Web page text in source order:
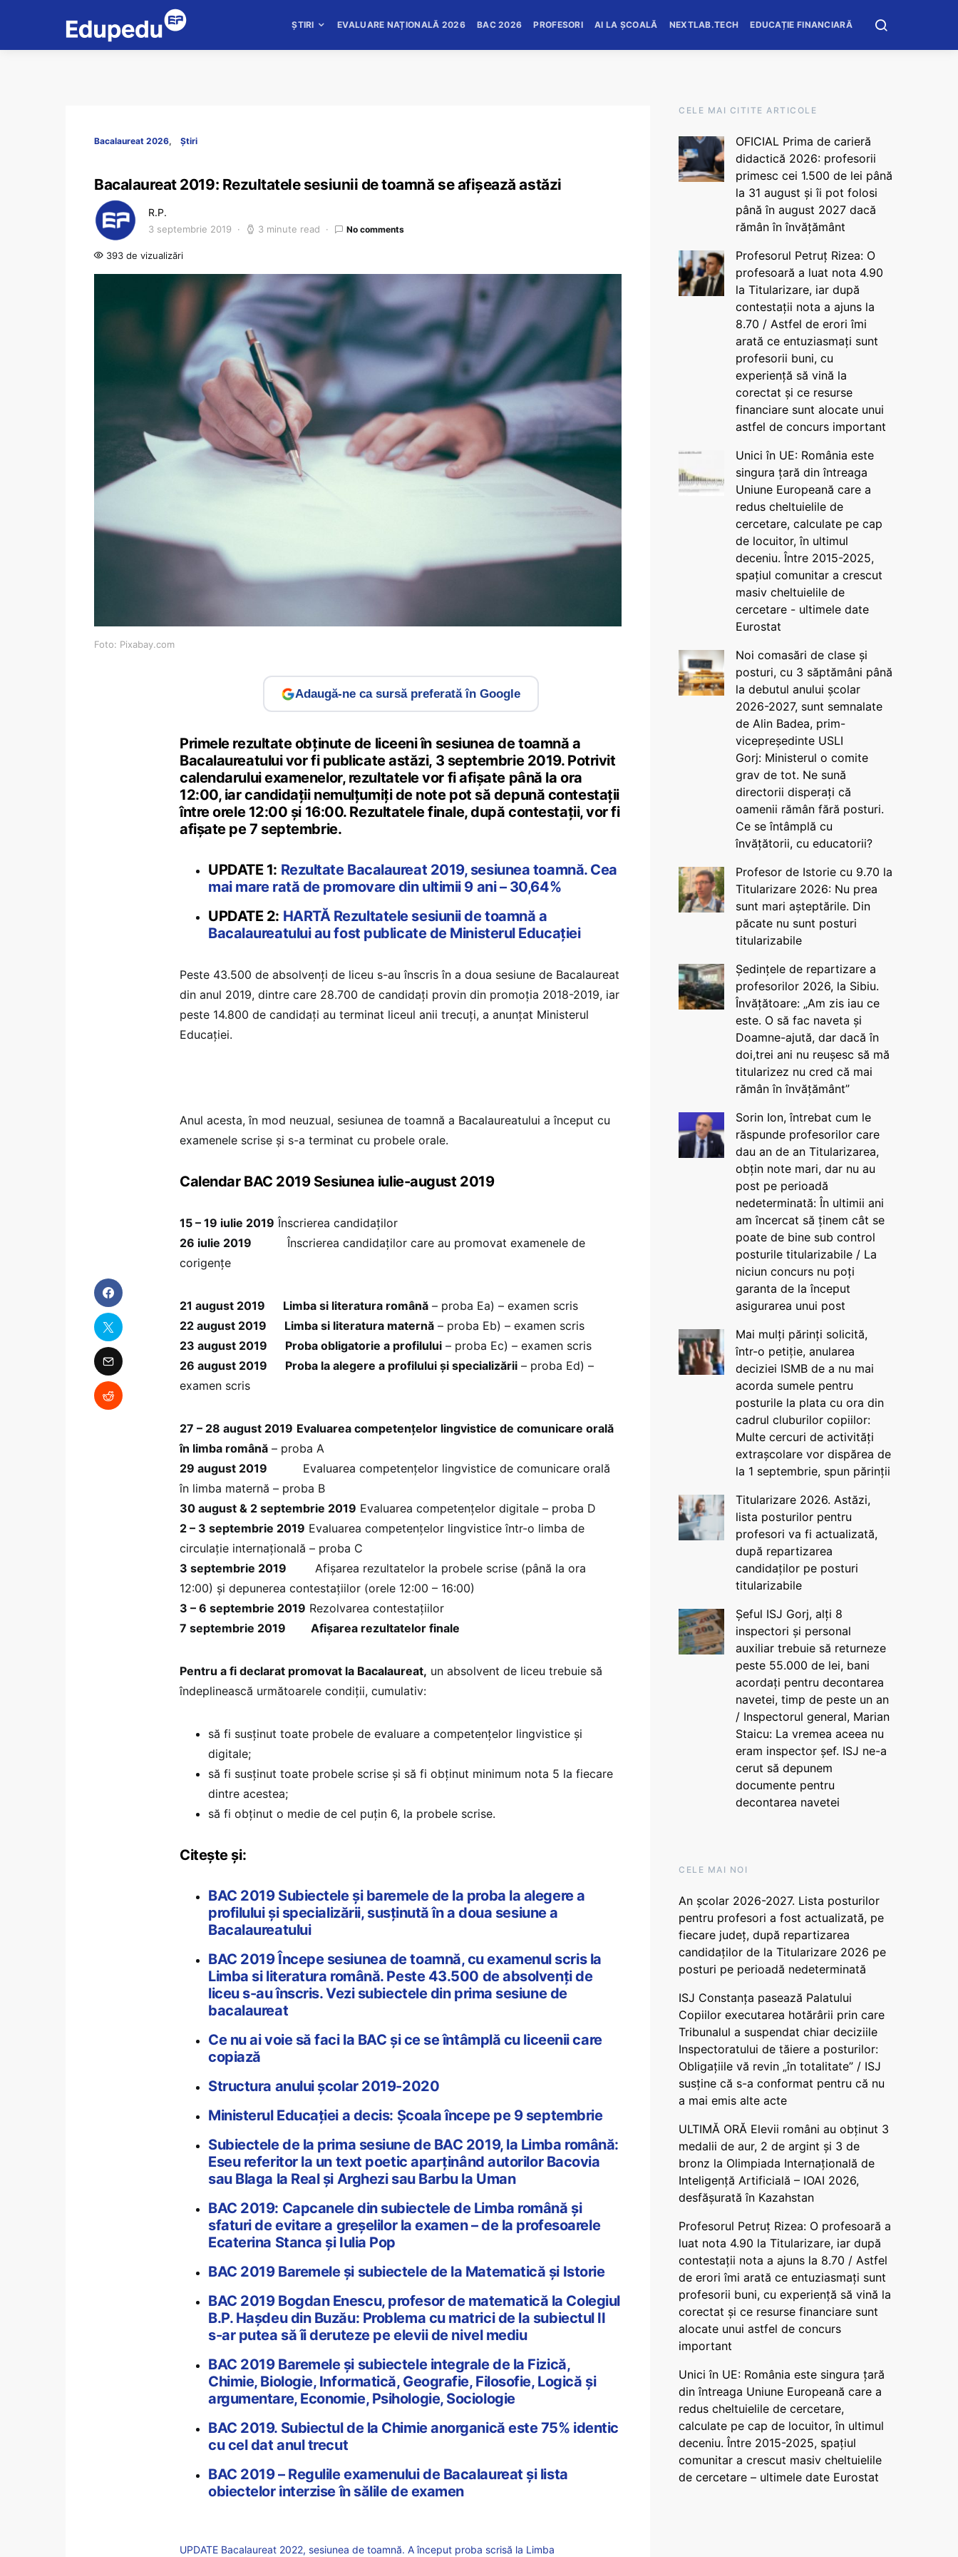
ȘTIRI EVALUARE NAȚIONALĂ 2026 BAC 2026 PROFESORI AI LA ȘCOALĂ NEXTLAB.TECH EDUCAȚIE FINANCIARĂ
Bacalaureat 2026 Știri
Bacalaureat 2019: Rezultatele sesiunii de toamnă se afișează astăzi
R.P.
3 septembrie 2019 3 minute read No comments
393 de vizualizări
Foto: Pixabay.com
Adaugă-ne ca sursă preferată în Google
Primele rezultate obținute de liceeni în sesiunea de toamnă a
Bacalaureatului vor fi publicate astăzi, 3 septembrie 2019. Potrivit
calendarului examenelor, rezultatele vor fi afișate până la ora
12:00, iar candidații nemulțumiți de note pot să depună contestații
între orele 12:00 și 16:00. Rezultatele finale, după contestații, vor fi
afișate pe 7 septembrie.
UPDATE 1: Rezultate Bacalaureat 2019, sesiunea toamnă. Cea
mai mare rată de promovare din ultimii 9 ani – 30,64%
UPDATE 2: HARTĂ Rezultatele sesiunii de toamnă a
Bacalaureatului au fost publicate de Ministerul Educației
Peste 43.500 de absolvenți de liceu s-au înscris în a doua sesiune de Bacalaureat
din anul 2019, dintre care 28.700 de candidați provin din promoția 2018-2019, iar
peste 14.800 de candidați au terminat liceul anii trecuți, a anunțat Ministerul
Educației.
Anul acesta, în mod neuzual, sesiunea de toamnă a Bacalaureatului a început cu
examenele scrise și s-a terminat cu probele orale.
Calendar BAC 2019 Sesiunea iulie-august 2019
15 – 19 iulie 2019 Înscrierea candidaților
26 iulie 2019 Înscrierea candidaților care au promovat examenele de
corigențe
21 august 2019 Limba si literatura română – proba Ea) – examen scris
22 august 2019
Limba si literatura maternă – proba Eb) – examen scris
23 august 2019
Proba obligatorie a profilului – proba Ec) – examen scris
26 august 2019
Proba la alegere a profilului și specializării – proba Ed) –
examen scris
27 – 28 august 2019 Evaluarea competențelor lingvistice de comunicare orală
în limba română – proba A
29 august 2019 Evaluarea competențelor lingvistice de comunicare orală
în limba maternă – proba B
30 august & 2 septembrie 2019 Evaluarea competențelor digitale – proba D
2 – 3 septembrie 2019 Evaluarea competențelor lingvistice într-o limba de
circulație internațională – proba C
3 septembrie 2019 Afișarea rezultatelor la probele scrise (până la ora
12:00) și depunerea contestațiilor (orele 12:00 – 16:00)
3 – 6 septembrie 2019 Rezolvarea contestațiilor
7 septembrie 2019
Afișarea rezultatelor finale
Pentru a fi declarat promovat la Bacalaureat, un absolvent de liceu trebuie să
îndeplinească următoarele condiții, cumulativ:
să fi susținut toate probele de evaluare a competențelor lingvistice şi
digitale;
să fi susținut toate probele scrise şi să fi obținut minimum nota 5 la fiecare
dintre acestea;
să fi obținut o medie de cel puțin 6, la probele scrise.
Citește și:
BAC 2019 Subiectele și baremele de la proba la alegere a
profilului și specializării, susținută în a doua sesiune a
Bacalaureatului
BAC 2019 Începe sesiunea de toamnă, cu examenul scris la
Limba si literatura română. Peste 43.500 de absolvenți de
liceu s-au înscris. Vezi subiectele din prima sesiune de
bacalaureat
Ce nu ai voie să faci la BAC și ce se întâmplă cu liceenii care
copiază
Structura anului școlar 2019-2020
Ministerul Educației a decis: Școala începe pe 9 septembrie
Subiectele de la prima sesiune de BAC 2019, la Limba română:
Eseu referitor la un text poetic aparținând autorilor Bacovia
sau Blaga la Real și Arghezi sau Barbu la Uman
BAC 2019: Capcanele din subiectele de Limba română și
sfaturi de evitare a greșelilor la examen – de la profesoarele
Ecaterina Stanca și Iulia Pop
BAC 2019 Baremele și subiectele de la Matematică și Istorie
BAC 2019 Bogdan Enescu, profesor de matematică la Colegiul
B.P. Hașdeu din Buzău: Problema cu matrici de la subiectul II
s-ar putea să îi deruteze pe elevii de nivel mediu
BAC 2019 Baremele și subiectele integrale de la Fizică,
Chimie, Biologie, Informatică, Geografie, Filosofie, Logică și
argumentare, Economie, Psihologie, Sociologie
BAC 2019. Subiectul de la Chimie anorganică este 75% identic
cu cel dat anul trecut
BAC 2019 – Regulile examenului de Bacalaureat și lista
obiectelor interzise în sălile de examen
UPDATE Bacalaureat 2022, sesiunea de toamnă. A început proba scrisă la Limba
CELE MAI CITITE ARTICOLE
OFICIAL Prima de carieră
didactică 2026: profesorii
primesc cei 1.500 de lei până
la 31 august și îi pot folosi
până în august 2027 dacă
rămân în învățământ
Profesorul Petruț Rizea: O
profesoară a luat nota 4.90
la Titularizare, iar după
contestații nota a ajuns la
8.70 / Astfel de erori îmi
arată ce entuziasmați sunt
profesorii buni, cu
experiență să vină la
corectat și ce resurse
financiare sunt alocate unui
astfel de concurs important
Unici în UE: România este
singura țară din întreaga
Uniune Europeană care a
redus cheltuielile de
cercetare, calculate pe cap
de locuitor, în ultimul
deceniu. Între 2015-2025,
spațiul comunitar a crescut
masiv cheltuielile de
cercetare - ultimele date
Eurostat
Noi comasări de clase și
posturi, cu 3 săptămâni până
la debutul anului școlar
2026-2027, sunt semnalate
de Alin Badea, prim-
vicepreședinte USLI
Gorj: Ministerul o comite
grav de tot. Ne sună
directorii disperați că
oamenii rămân fără posturi.
Ce se întâmplă cu
învățătorii, cu educatorii?
Profesor de Istorie cu 9.70 la
Titularizare 2026: Nu prea
sunt mari așteptările. Din
păcate nu sunt posturi
titularizabile
Ședințele de repartizare a
profesorilor 2026, la Sibiu.
Învățătoare: „Am zis iau ce
este. O să fac naveta și
Doamne-ajută, dar dacă în
doi,trei ani nu reușesc să mă
titularizez nu cred că mai
rămân în învățământ”
Sorin Ion, întrebat cum le
răspunde profesorilor care
dau an de an Titularizarea,
obțin note mari, dar nu au
post pe perioadă
nedeterminată: În ultimii ani
am încercat să ținem cât se
poate de bine sub control
posturile titularizabile / La
niciun concurs nu poți
garanta de la început
asigurarea unui post
Mai mulți părinți solicită,
într-o petiție, anularea
deciziei ISMB de a nu mai
acorda sumele pentru
posturile la plata cu ora din
cadrul cluburilor copiilor:
Multe cercuri de activități
extrașcolare vor dispărea de
la 1 septembrie, spun părinții
Titularizare 2026. Astăzi,
lista posturilor pentru
profesori va fi actualizată,
după repartizarea
candidaților pe posturi
titularizabile
Șeful ISJ Gorj, alți 8
inspectori și personal
auxiliar trebuie să returneze
peste 55.000 de lei, bani
acordați pentru decontarea
navetei, timp de peste un an
/ Inspectorul general, Marian
Staicu: La vremea aceea nu
eram inspector șef. ISJ ne-a
cerut să depunem
documente pentru
decontarea navetei
CELE MAI NOI
An școlar 2026-2027. Lista posturilor
pentru profesori a fost actualizată, pe
fiecare județ, după repartizarea
candidaților de la Titularizare 2026 pe
posturi pe perioadă nedeterminată
ISJ Constanța pasează Palatului
Copiilor executarea hotărârii prin care
Tribunalul a suspendat chiar deciziile
Inspectoratului de tăiere a posturilor:
Obligațiile vă revin „în totalitate” / ISJ
susține că s-a conformat pentru că nu
a mai emis alte acte
ULTIMĂ ORĂ Elevii români au obținut 3
medalii de aur, 2 de argint și 3 de
bronz la Olimpiada Internațională de
Inteligență Artificială – IOAI 2026,
desfășurată în Kazahstan
Profesorul Petruț Rizea: O profesoară a
luat nota 4.90 la Titularizare, iar după
contestații nota a ajuns la 8.70 / Astfel
de erori îmi arată ce entuziasmați sunt
profesorii buni, cu experiență să vină la
corectat și ce resurse financiare sunt
alocate unui astfel de concurs
important
Unici în UE: România este singura țară
din întreaga Uniune Europeană care a
redus cheltuielile de cercetare,
calculate pe cap de locuitor, în ultimul
deceniu. Între 2015-2025, spațiul
comunitar a crescut masiv cheltuielile
de cercetare – ultimele date Eurostat